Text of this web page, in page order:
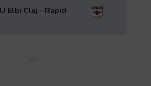
U Elbi Cluj - Rapid